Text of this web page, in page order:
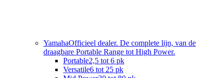
YamahaOfficieel dealer. De complete lijn, van de
draagbare Portable Range tot High Power.
Portable2,5 tot 6 pk
Versatile6 tot 25 pk